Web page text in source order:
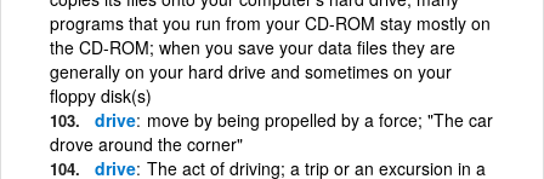
programs that you run from your CD-ROM stay mostly on
the CD-ROM; when you save your data files they are
generally on your hard drive and sometimes on your
floppy disk(s)
drive move by being propelled by a force; "The car
drove around the corner"
drive The act of driving; a trip or an excursion in a